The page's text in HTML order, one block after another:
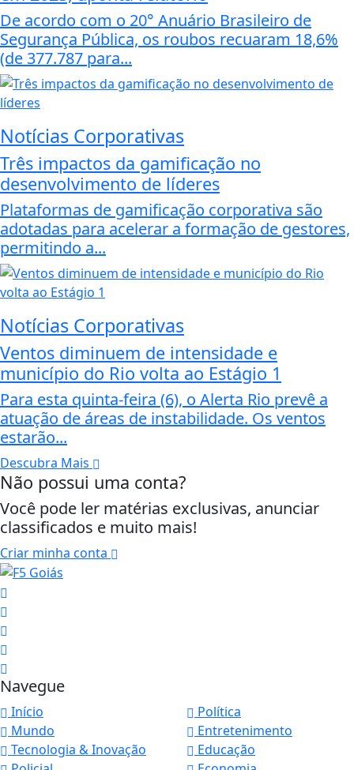
De acordo com o 20° Anuário Brasileiro de
Segurança Pública, os roubos recuaram 18,6%
(de 377.787 para...
Notícias Corporativas
Três impactos da gamificação no
desenvolvimento de líderes
Plataformas de gamificação corporativa são
adotadas para acelerar a formação de gestores,
permitindo a...
Notícias Corporativas
Ventos diminuem de intensidade e
município do Rio volta ao Estágio 1
Para esta quinta-feira (6), o Alerta Rio prevê a
atuação de áreas de instabilidade. Os ventos
estarão...
Descubra Mais
Não possui uma conta?
Você pode ler matérias exclusivas, anunciar
classificados e muito mais!
Criar minha conta
Navegue
Início
Política
Mundo
Entretenimento
Tecnologia & Inovação
Educação